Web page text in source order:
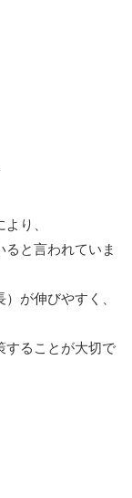
り、
と言われていま
が伸びやすく、
することが大切で